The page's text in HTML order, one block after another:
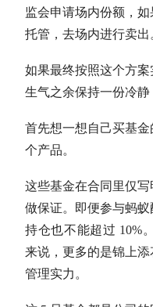
监会申请场内份额，
托管，去场内进行卖出
如果最终按照这个方案
生气之余保持一份冷静
首先想一想自己买基
个产品。
这些基金在合同里仅
做保证。即便参与蚂
持仓也不能超过 10%
来说，更多的是锦上
管理实力。